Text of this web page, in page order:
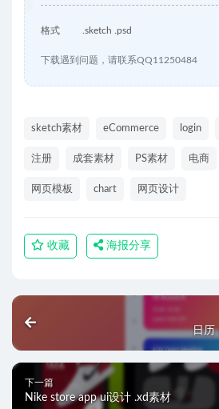
格式 .sketch .psd
下载遇到问题，请联系QQ11250484
sketch素材 eCommerce login
注册 成套素材 PS素材 电商
网页模板 chart 网页设计
收藏 海报分享
日历
下一篇
Nike store app ui设计 .xd素材